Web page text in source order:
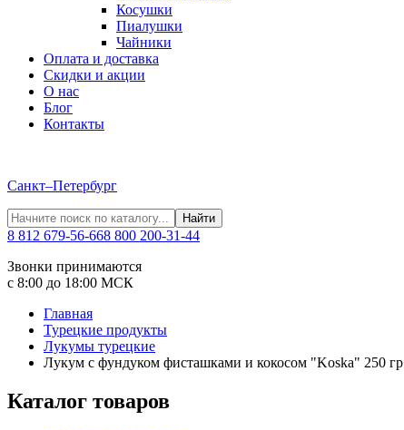
Косушки
Пиалушки
Чайники
Оплата и доставка
Скидки и акции
О нас
Блог
Контакты
Санкт–Петербург
Найти
8 812 679-56-668 800 200-31-44
Звонки принимаются
с 8:00 до 18:00 МСК
Главная
Турецкие продукты
Лукумы турецкие
Лукум с фундуком фисташками и кокосом "Koska" 250 гр
Каталог товаров